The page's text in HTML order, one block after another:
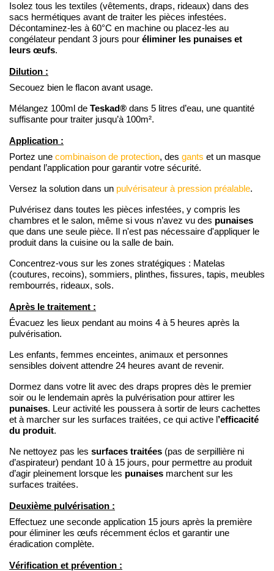
Isolez tous les textiles (vêtements, draps, rideaux) dans des
sacs hermétiques avant de traiter les pièces infestées.
Décontaminez-les à 60°C en machine ou placez-les au
congélateur pendant 3 jours pour éliminer les punaises et
leurs œufs.
Dilution :
Secouez bien le flacon avant usage.
Mélangez 100ml de Teskad® dans 5 litres d’eau, une quantité
suffisante pour traiter jusqu’à 100m².
Application :
Portez une combinaison de protection, des gants et un masque
pendant l’application pour garantir votre sécurité.
Versez la solution dans un pulvérisateur à pression préalable.
Pulvérisez dans toutes les pièces infestées, y compris les
chambres et le salon, même si vous n’avez vu des punaises
que dans une seule pièce. Il n'est pas nécessaire d'appliquer le
produit dans la cuisine ou la salle de bain.
Concentrez-vous sur les zones stratégiques : Matelas
(coutures, recoins), sommiers, plinthes, fissures, tapis, meubles
rembourrés, rideaux, sols.
Après le traitement :
Évacuez les lieux pendant au moins 4 à 5 heures après la
pulvérisation.
Les enfants, femmes enceintes, animaux et personnes
sensibles doivent attendre 24 heures avant de revenir.
Dormez dans votre lit avec des draps propres dès le premier
soir ou le lendemain après la pulvérisation pour attirer les
punaises. Leur activité les poussera à sortir de leurs cachettes
et à marcher sur les surfaces traitées, ce qui active l ’efficacité
du produit.
Ne nettoyez pas les surfaces traitées (pas de serpillière ni
d’aspirateur) pendant 10 à 15 jours, pour permettre au produit
d’agir pleinement lorsque les punaises marchent sur les
surfaces traitées.
Deuxième pulvérisation :
Effectuez une seconde application 15 jours après la première
pour éliminer les œufs récemment éclos et garantir une
éradication complète.
Vérification et prévention :